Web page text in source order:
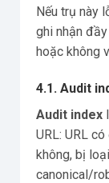
Nếu trụ này
ghi nhận
hoặc không
4.1. Audit
Audit index
URL: URL
không, bị
canonical/